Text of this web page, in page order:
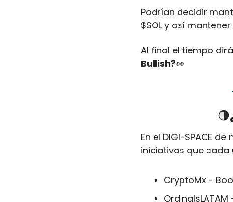
Podrían decidir
$SOL y así
Al final el tiempo
Bullish?👀
🟠
En el DIGI-SPACE
iniciativas que cada
CryptoMx -